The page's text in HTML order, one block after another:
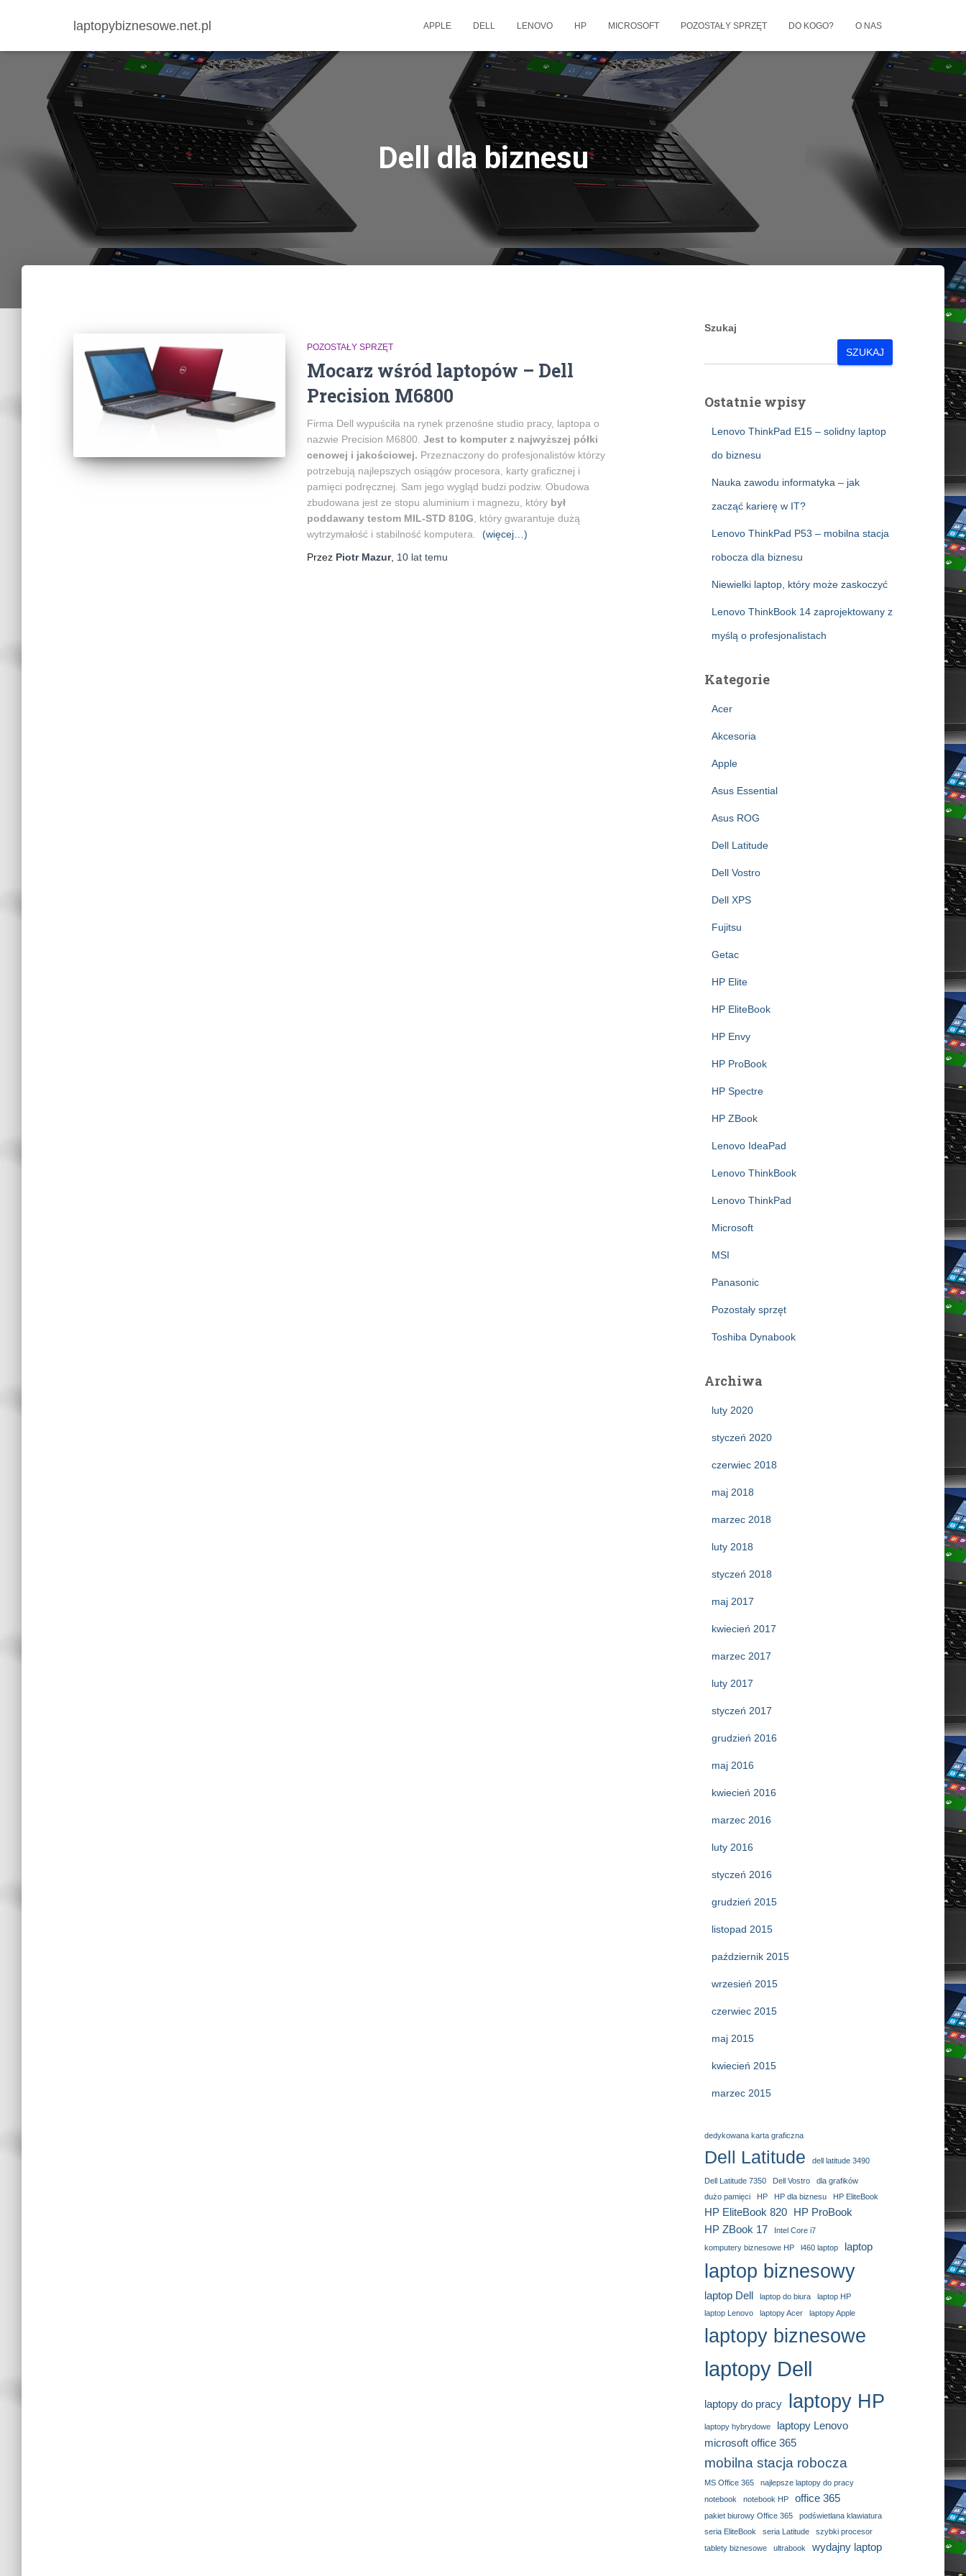
laptopybiznesowe.net.pl APPLE DELL LENOVO HP MICROSOFT POZOSTAŁY SPRZĘT DO KOGO? O NAS
Dell dla biznesu
POZOSTAŁY SPRZĘT
Mocarz wśród laptopów – Dell
Precision M6800
Firma Dell wypuściła na rynek przenośne studio pracy, laptopa o
nazwie Precision M6800. Jest to komputer z najwyższej półki
cenowej i jakościowej. Przeznaczony do profesjonalistów którzy
potrzebują najlepszych osiągów procesora, karty graficznej i
pamięci podręcznej. Sam jego wygląd budzi podziw. Obudowa
zbudowana jest ze stopu aluminium i magnezu, który był
poddawany testom MIL-STD 810G , który gwarantuje dużą
wytrzymałość i stabilność komputera.
(więcej…)
Przez Piotr Mazur, 10 lat temu
Szukaj
SZUKAJ
Ostatnie wpisy
Lenovo ThinkPad E15 – solidny laptop
do biznesu
Nauka zawodu informatyka – jak
zacząć karierę w IT?
Lenovo ThinkPad P53 – mobilna stacja
robocza dla biznesu
Niewielki laptop, który może zaskoczyć
Lenovo ThinkBook 14 zaprojektowany z
myślą o profesjonalistach
Kategorie
Acer
Akcesoria
Apple
Asus Essential
Asus ROG
Dell Latitude
Dell Vostro
Dell XPS
Fujitsu
Getac
HP Elite
HP EliteBook
HP Envy
HP ProBook
HP Spectre
HP ZBook
Lenovo IdeaPad
Lenovo ThinkBook
Lenovo ThinkPad
Microsoft
MSI
Panasonic
Pozostały sprzęt
Toshiba Dynabook
Archiwa
luty 2020
styczeń 2020
czerwiec 2018
maj 2018
marzec 2018
luty 2018
styczeń 2018
maj 2017
kwiecień 2017
marzec 2017
luty 2017
styczeń 2017
grudzień 2016
maj 2016
kwiecień 2016
marzec 2016
luty 2016
styczeń 2016
grudzień 2015
listopad 2015
październik 2015
wrzesień 2015
czerwiec 2015
maj 2015
kwiecień 2015
marzec 2015
dedykowana karta graficzna
Dell Latitude dell latitude 3490
Dell Latitude 7350 Dell Vostro
dla grafików
dużo pamięci
HP HP dla biznesu HP EliteBook
HP EliteBook 820
HP ProBook
HP ZBook 17
Intel Core i7
komputery biznesowe HP
l460 laptop laptop
laptop biznesowy
laptop Dell laptop do biura
laptop HP
laptop Lenovo
laptopy Acer laptopy Apple
laptopy biznesowe
laptopy Dell
laptopy do pracy laptopy HP
laptopy hybrydowe
laptopy Lenovo
microsoft office 365
mobilna stacja robocza
MS Office 365
najlepsze laptopy do pracy
notebook
notebook HP office 365
pakiet biurowy Office 365
podświetlana klawiatura
seria EliteBook
seria Latitude
szybki procesor
tablety biznesowe
ultrabook wydajny laptop